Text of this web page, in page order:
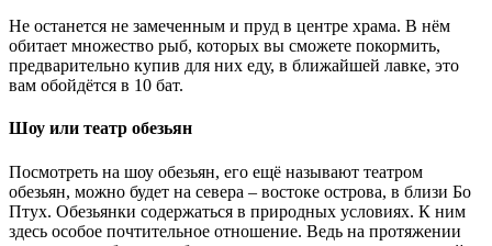
Не останется не замеченным и пруд в центре храма. В нём
обитает множество рыб, которых вы сможете покормить,
предварительно купив для них еду, в ближайшей лавке, это
вам обойдётся в 10 бат.
Шоу или театр обезьян
Посмотреть на шоу обезьян, его ещё называют театром
обезьян, можно будет на севера – востоке острова, в близи Бо
Птух. Обезьянки содержаться в природных условиях. К ним
здесь особое почтительное отношение. Ведь на протяжении